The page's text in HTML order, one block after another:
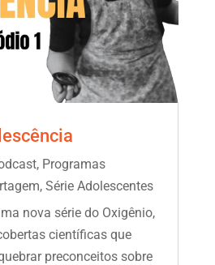
, Programas
, Série Adolescentes
nova série do Oxigênio,
científicas que
preconceitos sobre